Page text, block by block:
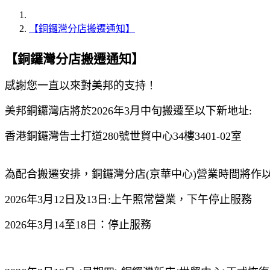
【銅鑼灣分店搬遷通知】
【銅鑼灣分店搬遷通知】
感謝您一直以來對美邦的支持！
美邦銅鑼灣店將於2026年3月中旬搬遷至以下新地址:
香港銅鑼灣告士打道280號世貿中心34樓3401-02室
為配合搬遷安排，銅鑼灣分店(京華中心)營業時間將作
2026年3月12日及13日:上午照常營業 ，下午停止服務
2026年3月14至18日 ：停止服務